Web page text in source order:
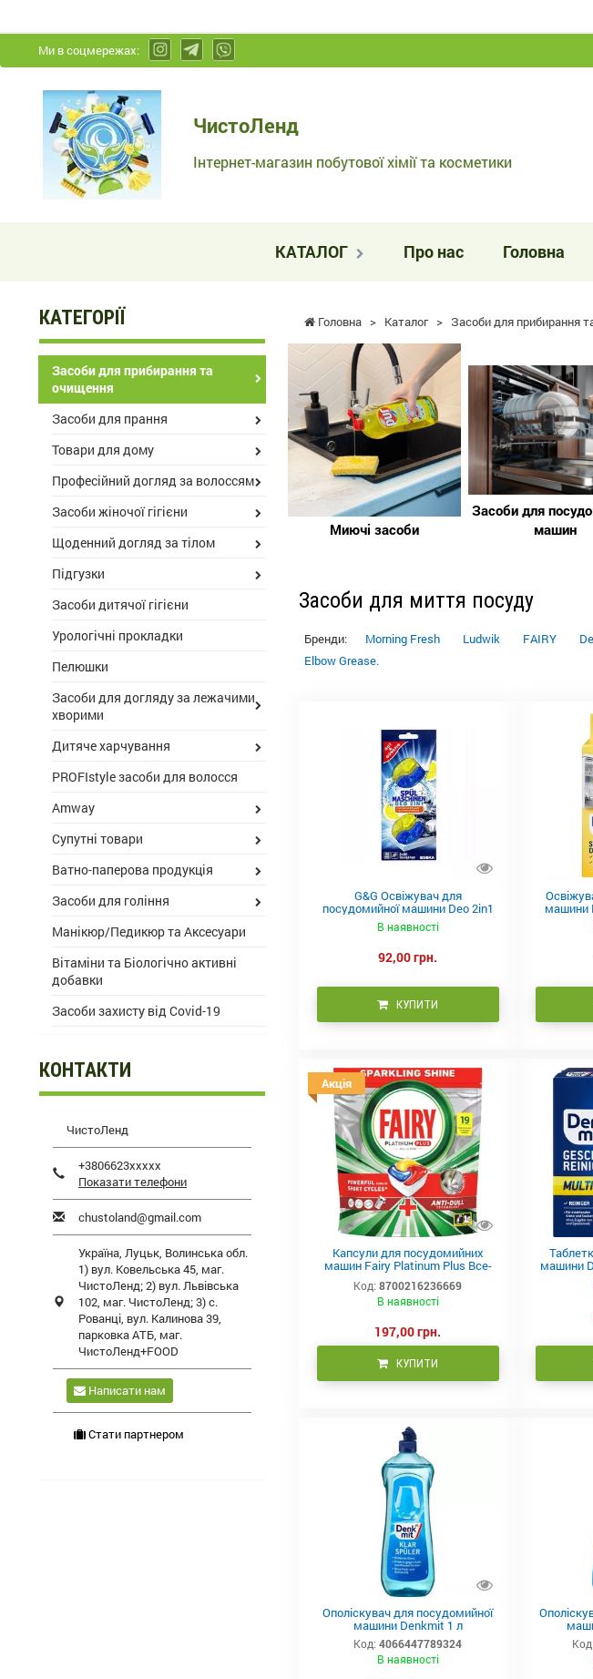
Ми в соцмережах:
ЧистоЛенд
-
Інтернет-
магазин
косметики
ЧистоЛенд
Інтернет-магазин побутової хімії та косметики
КАТАЛОГ Про нас Головна
Головна > Каталог > Засоби для прибирання
Миючі засоби
Засоби для
машин
Засоби для миття посуду
Бренди: Morning Fresh Ludwik FAIRY
Elbow Grease.
G&G Освіжувач для
посудомийної машини Deo 2in1
В наявності
92,00 грн.
КУПИТИ
машини
Акція
Капсули для посудомийних
машин Fairy Platinum Plus Все-
в-1 19 шт
Код: 8700216236669
В наявності
197,00 грн.
КУПИТИ
машини
Ополіскувач для посудомийної
машини Denkmit 1 л
Код: 4066447789324
В наявності
Код:
КАТЕГОРІЇ
Засоби для прибирання та
очищення
Засоби для прання
Товари для дому
Професійний догляд за волоссям
Засоби жіночої гігієни
Щоденний догляд за тілом
Підгузки
Засоби дитячої гігієни
Урологічні прокладки
Пелюшки
Засоби для догляду за лежачими
хворими
Дитяче харчування
PROFIstyle засоби для волосся
Amway
Супутні товари
Ватно-паперова продукція
Засоби для гоління
Манікюр/Педикюр та Аксесуари
Вітаміни та Біологічно активні
добавки
Засоби захисту від Covid-19
КОНТАКТИ
ЧистоЛенд
+3806623xxxxx
Показати телефони
chustoland@gmail.com
Україна, Луцьк, Волинська обл.
1) вул. Ковельська 45, маг.
ЧистоЛенд; 2) вул. Львівська
102, маг. ЧистоЛенд; 3) с.
Рованці, вул. Калинова 39,
парковка АТБ, маг.
ЧистоЛенд+FOOD
Написати нам
Стати партнером